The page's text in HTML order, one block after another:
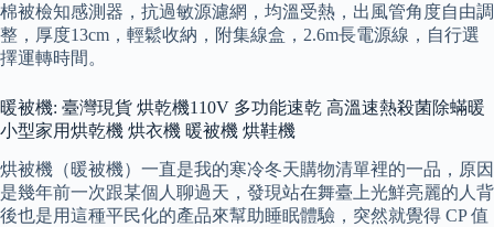
棉被檢知感測器，抗過敏源濾網，均溫受熱，出風管角度自由調
整，厚度13cm，輕鬆收納，附集線盒，2.6m長電源線，自行選
擇運轉時間。
暖被機: 臺灣現貨 烘乾機110V 多功能速乾 高溫速熱殺菌除蟎暖
小型家用烘乾機 烘衣機 暖被機 烘鞋機
烘被機（暖被機）一直是我的寒冷冬天購物清單裡的一品，原因
是幾年前一次跟某個人聊過天，發現站在舞臺上光鮮亮麗的人背
後也是用這種平民化的產品來幫助睡眠體驗，突然就覺得 CP 值